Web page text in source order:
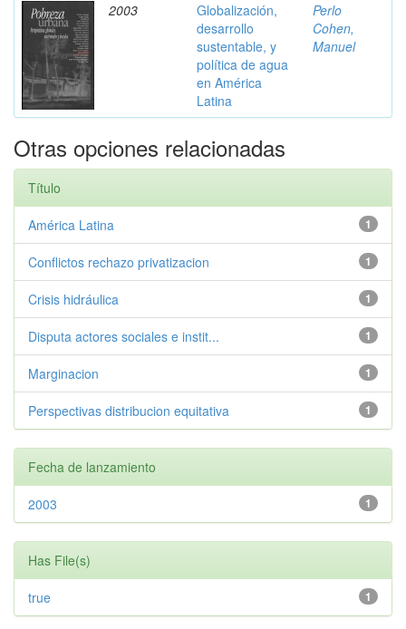
2003
Globalización,
desarrollo
sustentable, y
política de agua
en América
Latina
Perlo
Cohen,
Manuel
Otras opciones relacionadas
Título
1
América Latina
1
Conflictos rechazo privatizacion
1
Crisis hidráulica
1
Disputa actores sociales e instit...
1
Marginacion
1
Perspectivas distribucion equitativa
Fecha de lanzamiento
1
2003
Has File(s)
1
true